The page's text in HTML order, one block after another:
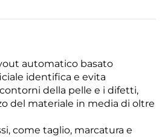
automatico basato
identifica e evita
della pelle e i difetti,
del materiale in media di oltre
come taglio, marcatura e